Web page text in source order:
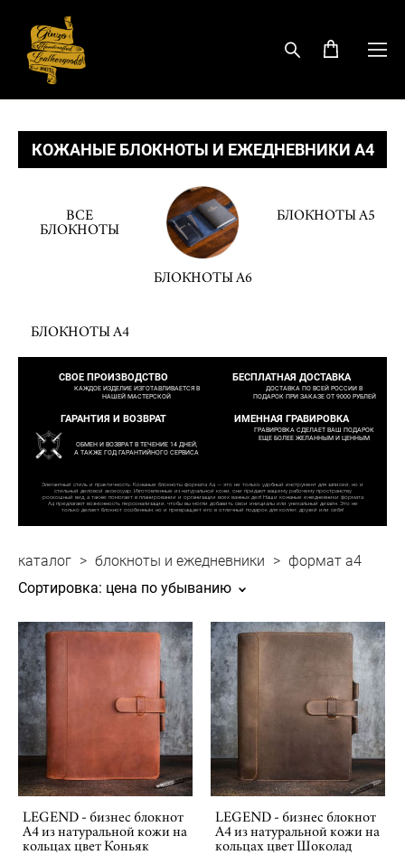
КОЖАНЫЕ БЛОКНОТЫ И ЕЖЕДНЕВНИКИ А4
ВСЕ
БЛОКНОТЫ
БЛОКНОТЫ А6
БЛОКНОТЫ А5
БЛОКНОТЫ А4
СВОЕ ПРОИЗВОДСТВО
КАЖДОЕ ИЗДЕЛИЕ ИЗГОТАВЛИВАЕТСЯ В
НАШЕЙ МАСТЕРСКОЙ
БЕСПЛАТНАЯ ДОСТАВКА
ДОСТАВКА ПО ВСЕЙ РОССИИ В
ПОДАРОК ПРИ ЗАКАЗЕ ОТ 9000 РУБЛЕЙ
ГАРАНТИЯ И ВОЗВРАТ
ОБМЕН И ВОЗВРАТ В ТЕЧЕНИЕ 14 ДНЕЙ,
А ТАКЖЕ ГОД ГАРАНТИЙНОГО СЕРВИСА
ИМЕННАЯ ГРАВИРОВКА
ГРАВИРОВКА СДЕЛАЕТ ВАШ ПОДАРОК
ЕЩЕ БОЛЕЕ ЖЕЛАННЫМ И ЦЕННЫМ
Элегантный стиль и практичность: Кожаные блокноты формата A4 — это не только удобный инструмент для записей, но и
стильный деловой аксессуар. Изготовленные из натуральной кожи, они придают вашему рабочему пространству
роскошный вид, а также помогает в планировании и организации всех важных дел! Наши кожаные ежедневники формата
A4 предлагают возможность персонализации, чтобы вы могли добавить свои инициалы или уникальный дизайн. Это не
только делает блокнот особенным, но и превращает его в отличный подарок для коллег, друзей или себя!
каталог > блокноты и ежедневники > формат а4
Сортировка: цена по убыванию
LEGEND - бизнес блокнот
А4 из натуральной кожи на
кольцах цвет Коньяк
LEGEND - бизнес блокнот
А4 из натуральной кожи на
кольцах цвет Шоколад